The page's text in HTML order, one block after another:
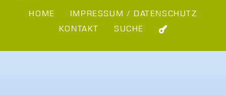
HOME
IMPRESSUM / DATENSCHUTZ
KONTAKT
SUCHE